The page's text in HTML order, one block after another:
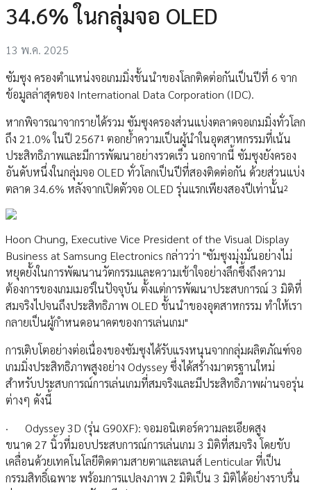
34.6% ในกลุ่มจอ OLED
13 พ.ค. 2025
ซัมซุง ครองตำแหน่งจอเกมมิ่งชั้นนำของโลกติดต่อกันเป็นปีที่ 6 จาก
ข้อมูลล่าสุดของ International Data Corporation (IDC).
หากพิจารณาจากรายได้รวม ซัมซุงครองส่วนแบ่งตลาดจอเกมมิ่งทั่วโลก
ถึง 21.0% ในปี 2567¹ ตอกย้ำความเป็นผู้นำในอุตสาหกรรมที่เน้น
ประสิทธิภาพและมีการพัฒนาอย่างรวดเร็ว นอกจากนี้ ซัมซุงยังครอง
อันดับหนึ่งในกลุ่มจอ OLED ทั่วโลกเป็นปีที่สองติดต่อกัน ด้วยส่วนแบ่ง
ตลาด 34.6% หลังจากเปิดตัวจอ OLED รุ่นแรกเพียงสองปีเท่านั้น²
Hoon Chung, Executive Vice President of the Visual Display
Business at Samsung Electronics กล่าวว่า "ซัมซุงมุ่งมั่นอย่างไม่
หยุดยั้งในการพัฒนานวัตกรรมและความเข้าใจอย่างลึกซึ้งถึงความ
ต้องการของเกมเมอร์ในปัจจุบัน ตั้งแต่การพัฒนาประสบการณ์ 3 มิติที่
สมจริงไปจนถึงประสิทธิภาพ OLED ชั้นนำของอุตสาหกรรม ทำให้เรา
กลายเป็นผู้กำหนดอนาคตของการเล่นเกม"
การเติบโตอย่างต่อเนื่องของซัมซุงได้รับแรงหนุนจากกลุ่มผลิตภัณฑ์จอ
เกมมิ่งประสิทธิภาพสูงอย่าง Odyssey ซึ่งได้สร้างมาตรฐานใหม่
สำหรับประสบการณ์การเล่นเกมที่สมจริงและมีประสิทธิภาพผ่านจอรุ่น
ต่างๆ ดังนี้
· Odyssey 3D (รุ่น G90XF): จอมอนิเตอร์ความละเอียดสูง
ขนาด 27 นิ้วที่มอบประสบการณ์การเล่นเกม 3 มิติที่สมจริง โดยขับ
เคลื่อนด้วยเทคโนโลยีติดตามสายตาและเลนส์ Lenticular ที่เป็น
กรรมสิทธิ์เฉพาะ พร้อมการแปลงภาพ 2 มิติเป็น 3 มิติได้อย่างราบรื่น